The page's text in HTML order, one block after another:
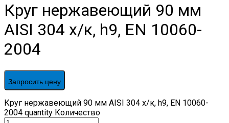
Круг нержавеющий 90 мм
AISI 304 х/к, h9, EN 10060-
2004
Запросить цену
Круг нержавеющий 90 мм AISI 304 х/к, h9, EN 10060-
2004 quantity Количество